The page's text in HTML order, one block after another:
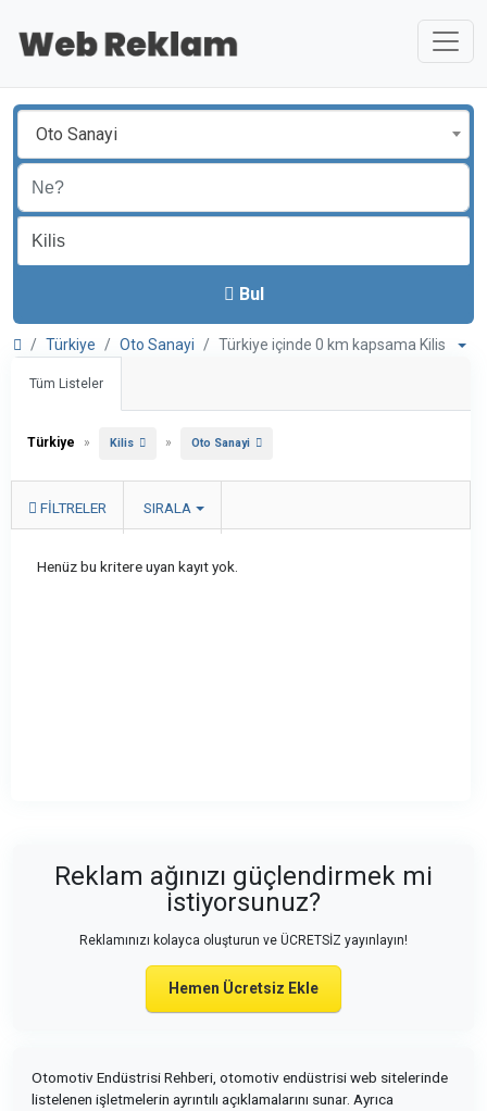
Oto Sanayi
Bul
Türkiye Oto Sanayi Türkiye içinde 0 km kapsama Kilis
Tüm Listeler
Türkiye » Kilis » Oto Sanayi
FILTRELER SIRALA
Henüz bu kritere uyan kayıt yok.
Reklam ağınızı güçlendirmek mi
istiyorsunuz?
Reklamınızı kolayca oluşturun ve ÜCRETSİZ yayınlayın!
Hemen Ücretsiz Ekle
Otomotiv Endüstrisi Rehberi, otomotiv endüstrisi web sitelerinde
listelenen işletmelerin ayrıntılı açıklamalarını sunar. Ayrıca